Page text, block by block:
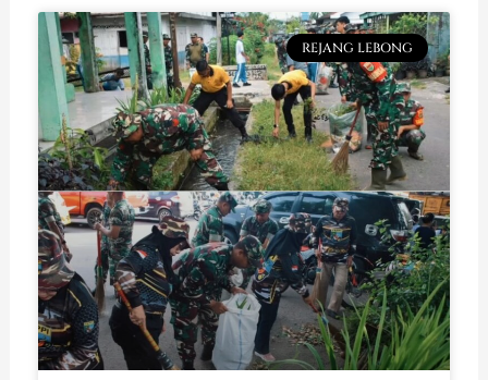
REJANG LEBONG